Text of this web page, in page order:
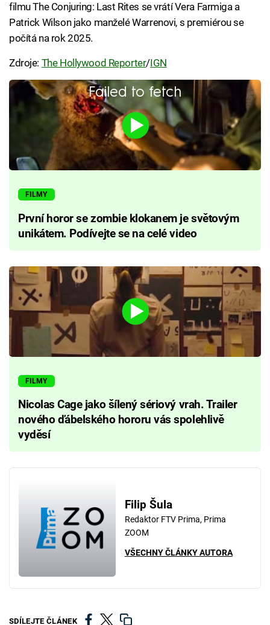
filmu The Conjuring: Last Rites se vrátí Vera Farmiga a
Patrick Wilson jako manželé Warrenovi, s premiérou se
počítá na rok 2025.
Zdroje: The Hollywood Reporter/IGN
Failed to fetch
FILMY
První horor se zombie klokanem je světovým
unikátem. Podívejte se na celé video
FILMY
Nicolas Cage jako šílený sériový vrah. Trailer
nového ďábelského hororu vás spolehlivě
vyděsí
Filip Šula
Redaktor FTV Prima, Prima
ZOOM
VŠECHNY ČLÁNKY AUTORA
SDÍLEJTE ČLÁNEK